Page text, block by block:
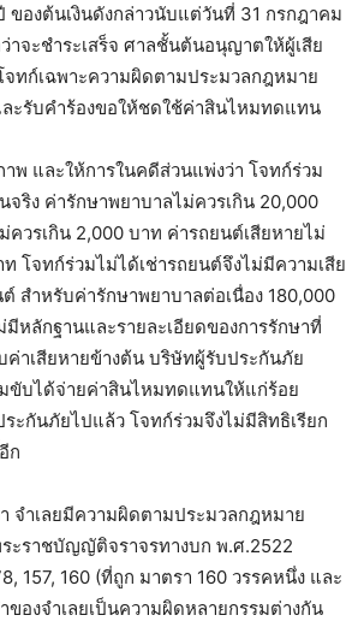
ของต้นเงินดังกล่าวนับแต่วันที่ 31 กรกฎาคม
าจะชำระเสร็จ ศาลชั้นต้นอนุญาตให้ผู้เสีย
จทก์เฉพาะความผิดตามประมวลกฎหมาย
ะรับคำร้องขอให้ชดใช้ค่าสินไหมทดแทน
าพ และให้การในคดีส่วนแพ่งว่า โจทก์ร่วม
นจริง ค่ารักษาพยาบาลไม่ควรเกิน 20,000
ควรเกิน 2,000 บาท ค่ารถยนต์เสียหายไม่
โจทก์ร่วมไม่ได้เช่ารถยนต์จึงไม่มีความเสีย
ต์ สำหรับค่ารักษาพยาบาลต่อเนื่อง 180,000
หลักฐานและรายละเอียดของการรักษาที่
าเสียหายข้างต้น บริษัทผู้รับประกันภัย
ขับได้จ่ายค่าสินไหมทดแทนให้แก่ร้อย
ะกันภัยไปแล้ว โจทก์ร่วมจึงไม่มีสิทธิเรียก
ก
จำเลยมีความผิดตามประมวลกฎหมาย
ะราชบัญญัติจราจรทางบก พ.ศ.2522
157, 160 (ที่ถูก มาตรา 160 วรรคหนึ่ง และ
ของจำเลยเป็นความผิดหลายกรรมต่างกัน